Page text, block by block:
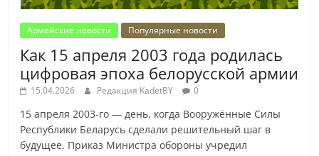
Армейские новости Популярные новости
Как 15 апреля 2003 года родилась
цифровая эпоха белорусской армии
15.04.2026 Редакция KadetBY 0
15 апреля 2003-го — день, когда Вооружённые Силы
Республики Беларусь сделали решительный шаг в
будущее. Приказ Министра обороны учредил